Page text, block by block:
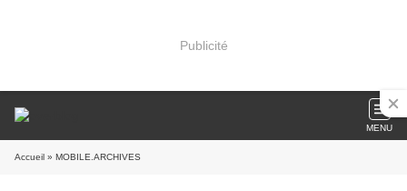
Publicité
MENU
Accueil » MOBILE.ARCHIVES